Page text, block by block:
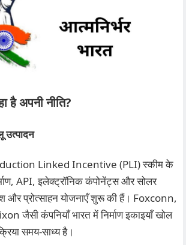
है अपनी नीति?
उत्पादन
Linked Incentive (PLI) स्कीम के
API, इलेक्ट्रॉनिक कंपोनेंट्स और सोलर
और प्रोत्साहन योजनाएँ शुरू की हैं। Foxconn,
जैसी कंपनियाँ भारत में निर्माण इकाइयाँ खोल
समय-साध्य है।